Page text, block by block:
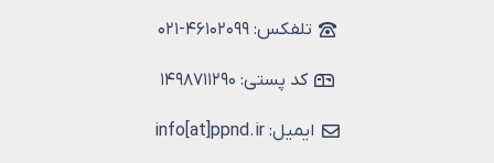
تلفکس: ۴۶۱۰۲۰۹۹-۰۲۱
کد پستی: ۱۴۹۸۷۱۱۲۹۰
ایمیل: info[at]ppnd.ir